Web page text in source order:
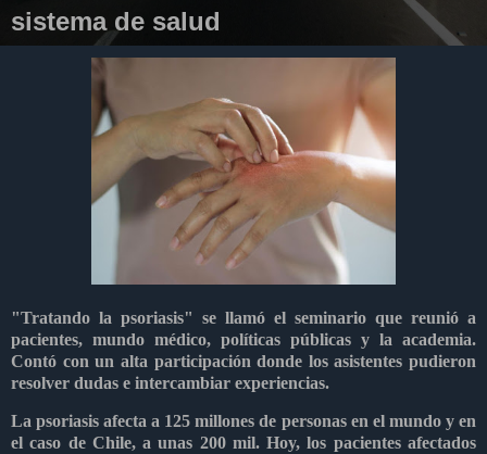
sistema de salud
"Tratando la psoriasis" se llamó el seminario que reunió a
pacientes, mundo médico, políticas públicas y la academia.
Contó con un alta participación donde los asistentes pudieron
resolver dudas e intercambiar experiencias.
La psoriasis afecta a 125 millones de personas en el mundo y en
el caso de Chile, a unas 200 mil. Hoy, los pacientes afectados